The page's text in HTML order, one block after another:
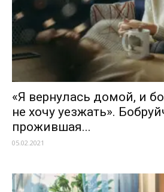
«Я вернулась домой, и
не хочу уезжать».
прожившая...
05.02.2021